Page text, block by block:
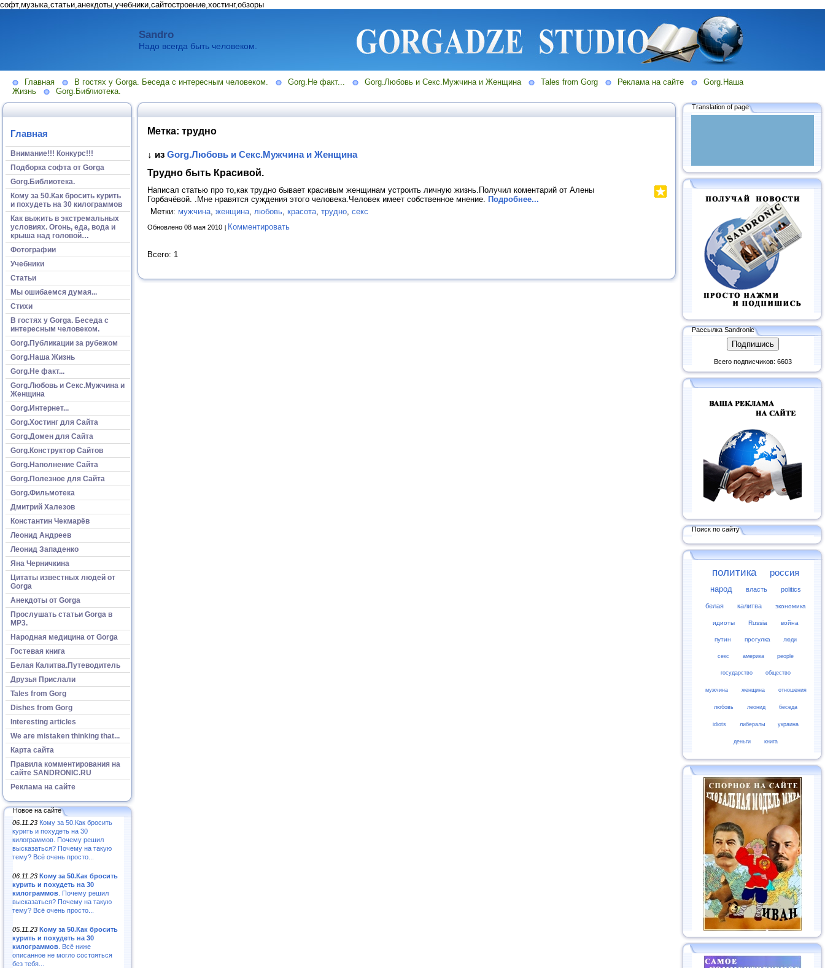
софт,музыка,статьи,анекдоты,учебники,сайтостроение,хостинг,обзоры
Sandro
Надо всегда быть человеком.
Главная В гостях у Gorga. Беседа с интересным человеком. Gorg.Не факт... Gorg.Любовь и Секс.Мужчина и Женщина Tales from Gorg Реклама на сайте
Gorg.Наша
Жизнь
Gorg.Библиотека.
Главная
Внимание!!! Конкурс!!!
Подборка софта от Gorga
Gorg.Библиотека.
Кому за 50.Как бросить курить
и похудеть на 30 килограммов
Как выжить в экстремальных
условиях. Огонь, еда, вода и
крыша над головой…
Фотографии
Учебники
Статьи
Мы ошибаемся думая...
Стихи
В гостях у Gorga. Беседа с
интересным человеком.
Gorg.Публикации за рубежом
Gorg.Наша Жизнь
Gorg.Не факт...
Gorg.Любовь и Секс.Мужчина и
Женщина
Gorg.Интернет...
Gorg.Хостинг для Сайта
Gorg.Домен для Сайта
Gorg.Конструктор Сайтов
Gorg.Наполнение Сайта
Gorg.Полезное для Сайта
Gorg.Фильмотека
Дмитрий Халезов
Константин Чекмарёв
Леонид Андреев
Леонид Западенко
Яна Черничкина
Цитаты известных людей от
Gorga
Анекдоты от Gorga
Прослушать статьи Gorga в
МР3.
Народная медицина от Gorga
Гостевая книга
Белая Калитва.Путеводитель
Друзья Прислали
Tales from Gorg
Dishes from Gorg
Interesting articles
We are mistaken thinking that...
Карта сайта
Правила комментирования на
сайте SANDRONIC.RU
Реклама на сайте
Новое на сайте
06.11.23 Кому за 50.Как бросить
курить и похудеть на 30
килограммов. Почему решил
высказаться? Почему на такую
тему? Всё очень просто...
06.11.23 Кому за 50.Как бросить
курить и похудеть на 30
килограммов . Почему решил
высказаться? Почему на такую
тему? Всё очень просто...
05.11.23 Кому за 50.Как бросить
курить и похудеть на 30
килограммов . Всё ниже
описанное не могло состояться
без тебя...
Метка: трудно
↓ из Gorg.Любовь и Секс.Мужчина и Женщина
Трудно быть Красивой.
Написал статью про то,как трудно бывает красивым женщинам устроить личную жизнь.Получил коментарий от Алены
Горбачёвой. .Мне нравятся суждения этого человека.Человек имеет собственное мнение. Подробнее...
Метки: мужчина, женщина, любовь, красота, трудно, секс
Обновлено 08 мая 2010 Комментировать
Всего: 1
Translation of page
Рассылка Sandronic
Всего подписчиков: 6603
Поиск по сайту
политика россия
народ власть politics
белая калитва экономика
идиоты Russia война
путин прогулка люди
секс америка people
государство общество
мужчина женщина отношения
любовь леонид беседа
idiots либералы украина
деньги книга